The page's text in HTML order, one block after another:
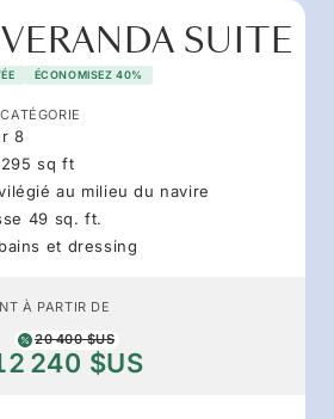
SUITE
ÉCONOMISEZ 40%
8
sq ft
au milieu du navire
49 sq. ft.
et dressing
À PARTIR DE
20 400 $US
240 $US